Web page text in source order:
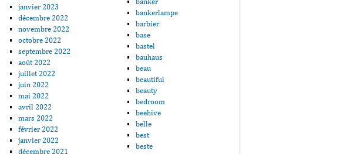
janvier 2023
décembre 2022
novembre 2022
octobre 2022
septembre 2022
août 2022
juillet 2022
juin 2022
mai 2022
avril 2022
mars 2022
février 2022
janvier 2022
décembre 2021
bankerlampe
barbier
base
bastel
bauhaus
beau
beautiful
beauty
bedroom
beehive
belle
best
beste